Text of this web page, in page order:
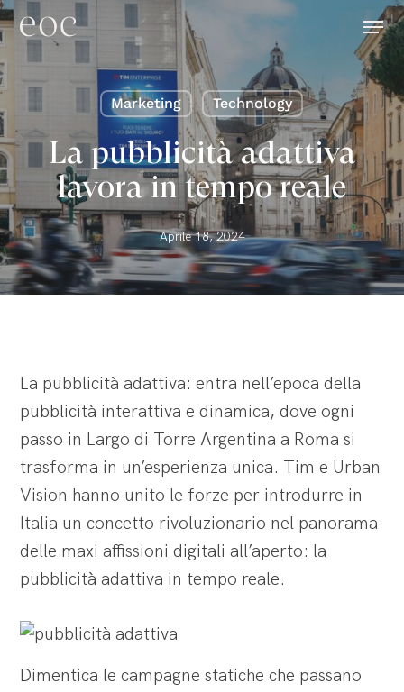
Skip
to
main
content
Menu
Marketing Technology
La pubblicità adattiva
lavora in tempo reale
Aprile 18, 2024
La pubblicità adattiva: entra nell’epoca della
pubblicità interattiva e dinamica, dove ogni
passo in Largo di Torre Argentina a Roma si
trasforma in un’esperienza unica. Tim e Urban
Vision hanno unito le forze per introdurre in
Italia un concetto rivoluzionario nel panorama
delle maxi affissioni digitali all’aperto: la
pubblicità adattiva in tempo reale.
Dimentica le campagne statiche che passano